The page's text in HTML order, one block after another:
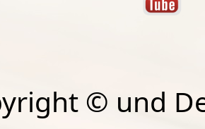
© und